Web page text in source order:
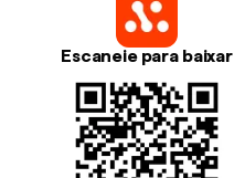
Escaneie para baixar